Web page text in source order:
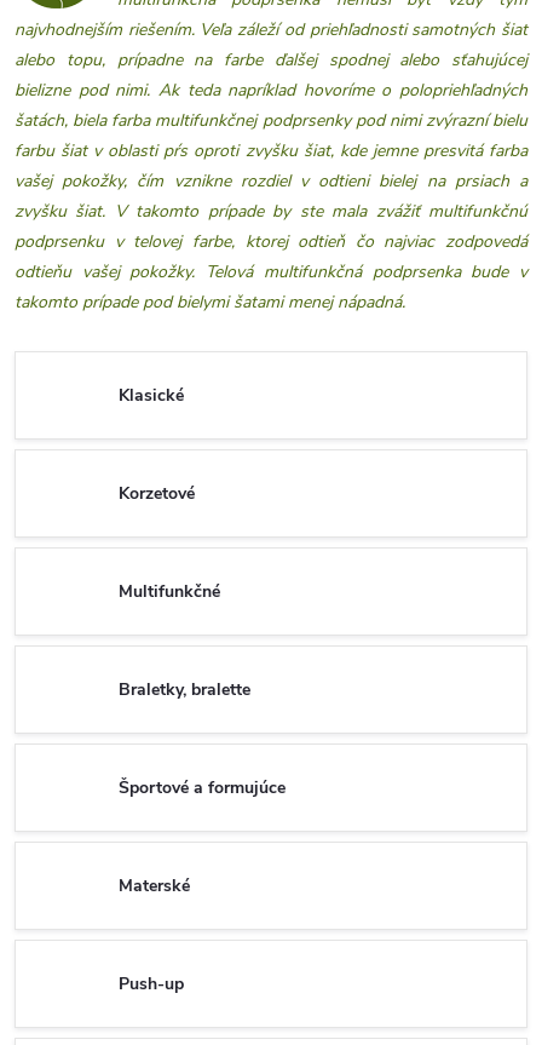
najvhodnejším riešením. Veľa záleží od priehľadnosti samotných šiat
alebo topu, prípadne na farbe ďalšej spodnej alebo sťahujúcej
bielizne pod nimi. Ak teda napríklad hovoríme o polopriehľadných
šatách, biela farba multifunkčnej podprsenky pod nimi zvýrazní bielu
farbu šiat v oblasti pŕs oproti zvyšku šiat, kde jemne presvitá farba
vašej pokožky, čím vznikne rozdiel v odtieni bielej na prsiach a
zvyšku šiat. V takomto prípade by ste mala zvážiť multifunkčnú
podprsenku v telovej farbe, ktorej odtieň čo najviac zodpovedá
odtieňu vašej pokožky. Telová multifunkčná podprsenka bude v
takomto prípade pod bielymi šatami menej nápadná.
Klasické
Korzetové
Multifunkčné
Braletky, bralette
Športové a formujúce
Materské
Push-up